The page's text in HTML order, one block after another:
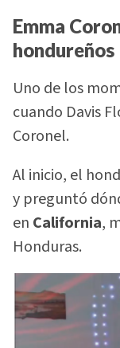
Emma
hondureños
Uno de los
cuando Davis
Coronel.
Al inicio, el
y preguntó
en California,
Honduras.